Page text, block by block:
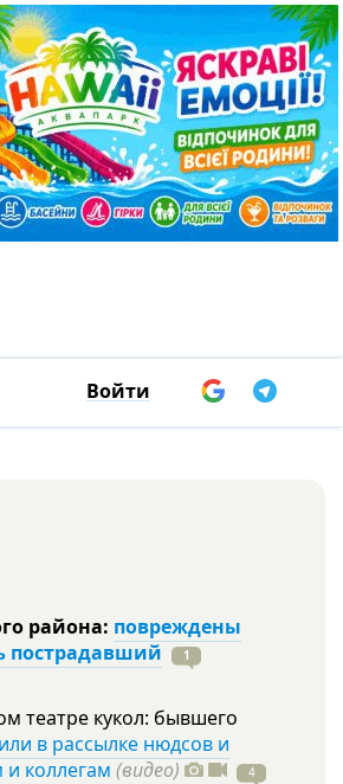
Войти
района: повреждены
пострадавший
1
театре кукол: бывшего
в рассылке нюдсов и
и коллегам (видео) 4